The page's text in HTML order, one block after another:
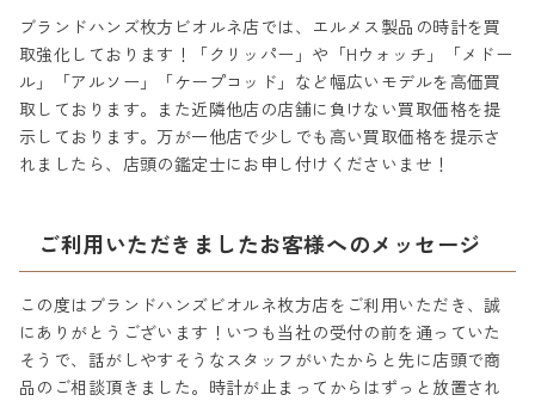
ブランドハンズ枚方ビオルネ店では、エルメス製品の時計を買
取強化しております！「クリッパー」や「Hウォッチ」「メドー
ル」「アルソー」「ケープコッド」など幅広いモデルを高価買
取しております。また近隣他店の店舗に負けない買取価格を提
示しております。万が一他店で少しでも高い買取価格を提示さ
れましたら、店頭の鑑定士にお申し付けくださいませ！
ご利用いただきましたお客様へのメッセージ
この度はブランドハンズビオルネ枚方店をご利用いただき、誠
にありがとうございます！いつも当社の受付の前を通っていた
そうで、話がしやすそうなスタッフがいたからと先に店頭で商
品のご相談頂きました。時計が止まってからはずっと放置され